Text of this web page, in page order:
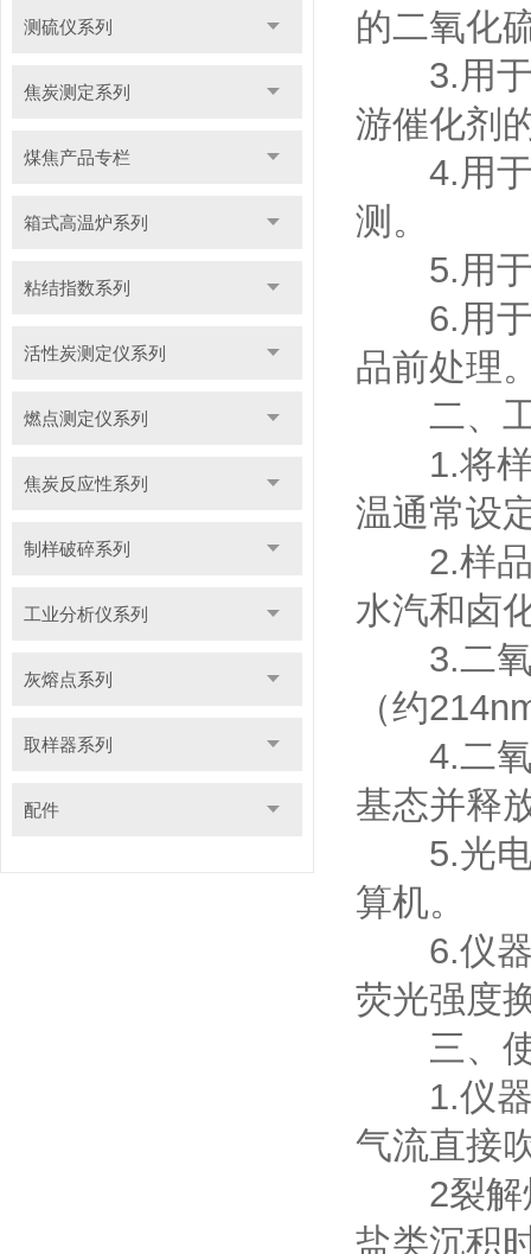
测硫仪系列
焦炭测定系列
煤焦产品专栏
箱式高温炉系列
粘结指数系列
活性炭测定仪系列
燃点测定仪系列
焦炭反应性系列
制样破碎系列
工业分析仪系列
灰熔点系列
取样器系列
配件
的二氧化
3.用于
游催化剂
4.用于
测。
5.用于
6.用于
品前处理
二、工
1.将样
温通常设
2.样品
水汽和卤
3.二氧
（约
4.二氧
基态并释
5.光电
算机。
6.仪器
荧光强度
三、使
1.仪器
气流直接
2裂解炉
盐类沉积